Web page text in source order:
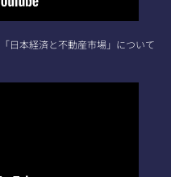
日本経済と不動産市場」について